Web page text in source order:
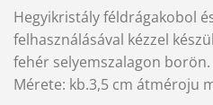
Hegyikristály féldrágakobol
felhasználásával kézzel
fehér selyemszalagon borön.
Mérete: kb.3,5 cm átméroju